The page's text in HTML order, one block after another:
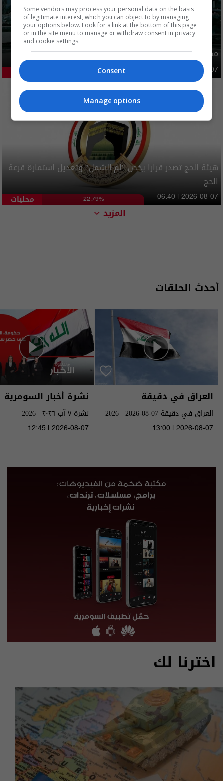
مصدر يوضح ما حصل في بغداد ليلة امس وفجر اليوم
أمن 48.33% 03:02 | 2026-08-07
هيئة الحج تصدر قرارا يخص "لم الشمل" وتعديل استمارة قرعة
الحج
محليات 22.79% 06:40 | 2026-08-07
المزيد
أحدث الحلقات
العراق في دقيقة
العراق في دقيقة 07-08-2026 | 2026
13:00 | 2026-08-07
نشرة أخبار السومرية
نشرة ٧ آب ٢٠٢٦ | 2026
12:45 | 2026-08-07
اخترنا لك
Some vendors may process your personal data on the basis
of legitimate interest, which you can object to by managing
your options below. Look for a link at the bottom of this page
or in the site menu to manage or withdraw consent in privacy
and cookie settings.
Consent
Manage options